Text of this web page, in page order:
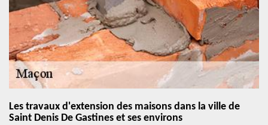
Les travaux d'extension des maisons dans la ville de
Saint Denis De Gastines et ses environs